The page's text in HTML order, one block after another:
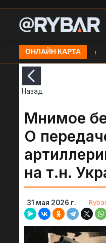
ОНЛАЙН КАРТА
ВСУ в Орехове
Назад
Мнимое
О
на т.н.
31 мая 2026 г.